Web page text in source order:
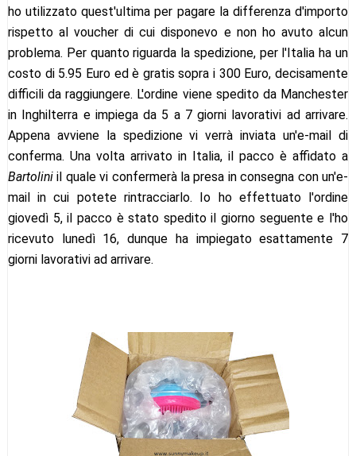
ho utilizzato quest'ultima per pagare la differenza d'importo
rispetto al voucher di cui disponevo e non ho avuto alcun
problema. Per quanto riguarda la spedizione, per l'Italia ha un
costo di 5.95 Euro ed è gratis sopra i 300 Euro, decisamente
difficili da raggiungere. L'ordine viene spedito da Manchester
in Inghilterra e impiega da 5 a 7 giorni lavorativi ad arrivare.
Appena avviene la spedizione vi verrà inviata un'e-mail di
conferma. Una volta arrivato in Italia, il pacco è affidato a
Bartoliniil quale vi confermerà la presa in consegna con un'e-
mail in cui potete rintracciarlo. Io ho effettuato l'ordine
giovedì 5, il pacco è stato spedito il giorno seguente e l'ho
ricevuto lunedì 16, dunque ha impiegato esattamente 7
giorni lavorativi ad arrivare.